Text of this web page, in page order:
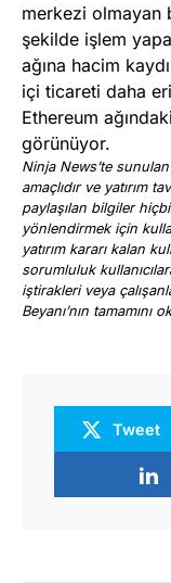
merkezi olmayan
şekilde işlem
ağına hacim
içi ticareti daha
Ethereum
görünüyor.
Ninja News’te
amaçlıdır ve yatırım
paylaşılan bilgiler
yönlendirmek için
yatırım kararı kalan
sorumluluk
iştirakleri veya
Beyanı’nın tamamını
Tweet